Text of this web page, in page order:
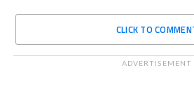
CLICK TO
ADVERTISEMENT